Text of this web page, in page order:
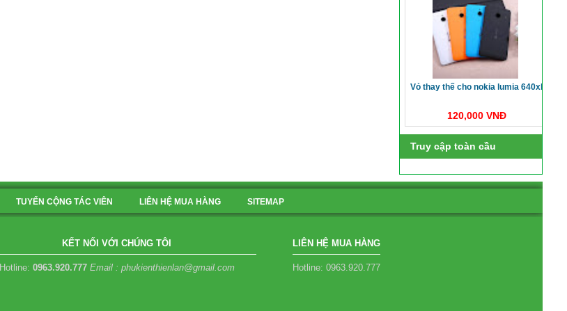
vỏ thay thế cho nokia lumia 640xl
120,000 VNĐ
Truy cập toàn cầu
TUYỂN CỘNG TÁC VIÊN LIÊN HỆ MUA HÀNG SITEMAP
KẾT NỐI VỚI CHÚNG TÔI
Hotline: 0963.920.777 Email : phukienthienlan@gmail.com
LIÊN HỆ MUA HÀNG
Hotline: 0963.920.777